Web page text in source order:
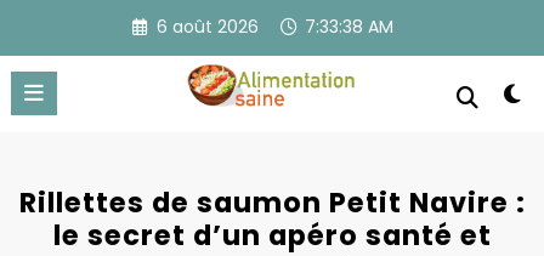
contenu
6 août 2026 7:33:38 AM
Rillettes de saumon Petit Navire :
le secret d’un apéro santé et